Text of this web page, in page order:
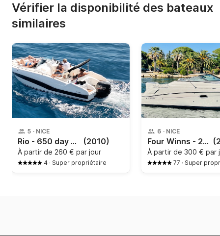
Vérifier la disponibilité des bateaux
similaires
5 · NICE
Rio - 650 day cruiser (2010)
À partir de 260 € par jour
4 · Super propriétaire
6 · NICE
Four Winns - 248 Vista
À partir de 300 € par
77 · Super